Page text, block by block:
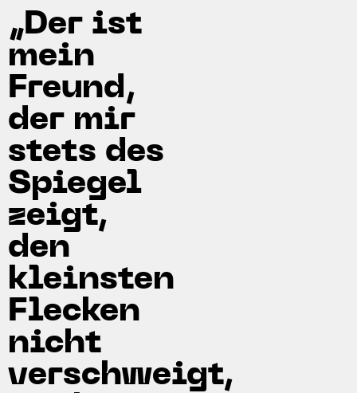
„Der ist
mein
Freund,
der mir
stets des
Spiegel
zeigt,
den
kleinsten
Flecken
nicht
verschweigt,